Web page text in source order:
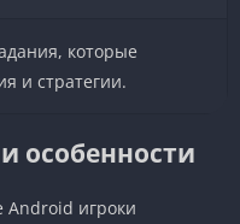
которые
и стратегии.
особенности
Android игроки